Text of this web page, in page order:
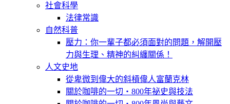
社會科學
法律常識
自然科普
壓力：你一輩子都必須面對的問題，解開壓
力與生理、精神的糾纏關係！
人文史地
從卑微到偉大的斜槓偉人富蘭克林
關於咖啡的一切‧800年祕史與技法